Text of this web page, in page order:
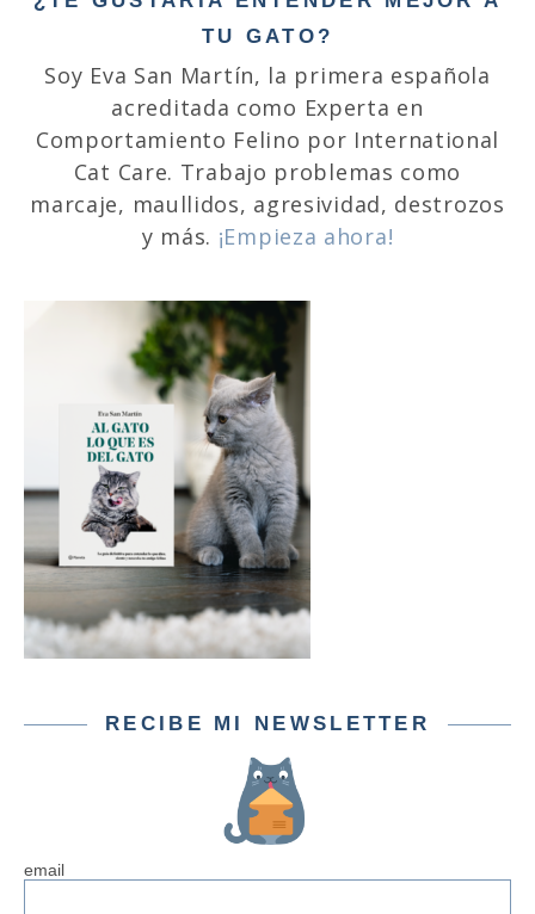
TU GATO?
Soy Eva San Martín, la primera española
acreditada como Experta en
Comportamiento Felino por International
Cat Care. Trabajo problemas como
marcaje, maullidos, agresividad, destrozos
y más. ¡Empieza ahora!
RECIBE MI NEWSLETTER
email